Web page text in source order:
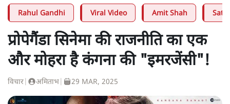
Rahul Gandhi Viral Video Amit Shah
प्रोपेगैंडा सिनेमा की राजनीति का एक
और मोहरा है कंगना की "इमरजेंसी"!
विचार अमिताभ 29 MAR, 2025